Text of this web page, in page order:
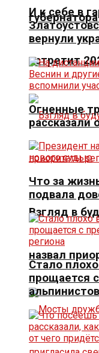
встретит
Взгляд в
назвал
И к себе в
вернули
Огненные
рассказали
Что за
подвала
Стало
прощается